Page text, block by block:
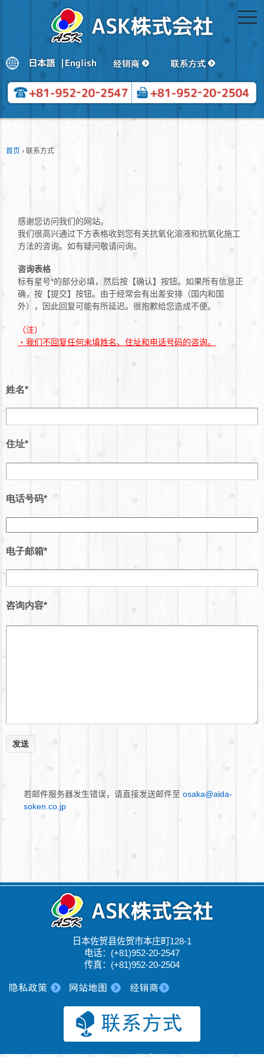
首页 › 联系方式
感谢您访问我们的网站。
我们很高兴通过下方表格收到您有关抗氧化溶液和抗氧化施工
方法的咨询。如有疑问敬请问询。
咨询表格
标有星号*的部分必填，然后按【确认】按钮。如果所有信息正
确，按【提交】按钮。由于经常会有出差安排（国内和国
外），因此回复可能有所延迟。很抱歉给您造成不便。
（注）
・我们不回复任何未填姓名、住址和电话号码的咨询。
姓名*
住址*
电话号码*
电子邮箱*
咨询内容*
若邮件服务器发生错误，请直接发送邮件至 osaka@aida-
soken.co.jp
日本佐贺县佐贺市本庄町128-1
电话：(+81)952-20-2547
传真：(+81)952-20-2504